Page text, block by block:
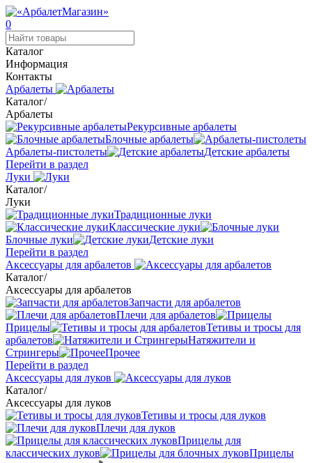
0
Каталог
Информация
Контакты
Арбалеты
Каталог/
Арбалеты
Рекурсивные арбалеты
Блочные арбалеты
Арбалеты-пистолеты
Детские арбалеты
Перейти в раздел
Луки
Каталог/
Луки
Традиционные луки
Классические луки
Блочные луки
Детские луки
Перейти в раздел
Аксессуары для арбалетов
Каталог/
Аксессуары для арбалетов
Запчасти для арбалетов
Плечи для арбалетов
Прицелы
Тетивы и тросы для
арбалетов
Натяжители и
Стрингеры
Прочее
Перейти в раздел
Аксессуары для луков
Каталог/
Аксессуары для луков
Тетивы и тросы для луков
Плечи для луков
Прицелы для
классических луков
Прицелы